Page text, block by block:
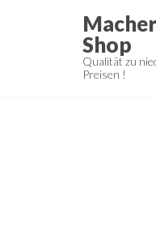
Shop
Qualität zu
Preisen !